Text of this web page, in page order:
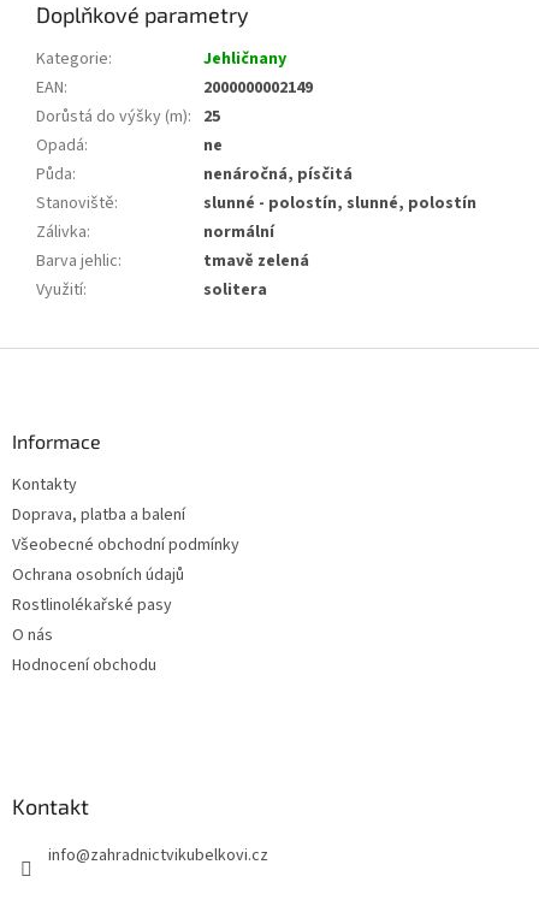
Doplňkové parametry
Kategorie:
Jehličnany
EAN:
2000000002149
Dorůstá do výšky (m): 25
Opadá:
ne
Půda:
nenáročná, písčitá
Stanoviště:
slunné - polostín, slunné, polostín
Zálivka:
normální
Barva jehlic:
tmavě zelená
Využití: solitera
Informace
Kontakty
Doprava, platba a balení
Všeobecné obchodní podmínky
Ochrana osobních údajů
Rostlinolékařské pasy
O nás
Hodnocení obchodu
Kontakt
info@zahradnictvikubelkovi.cz